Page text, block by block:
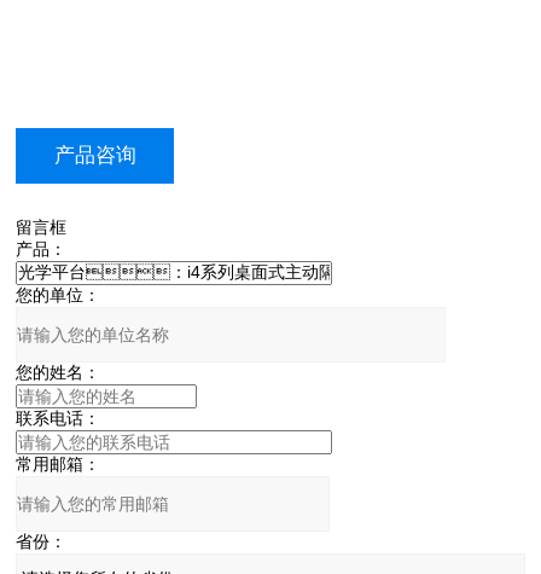
产品咨询
留言框
产品：
您的单位：
您的姓名：
联系电话：
常用邮箱：
省份：